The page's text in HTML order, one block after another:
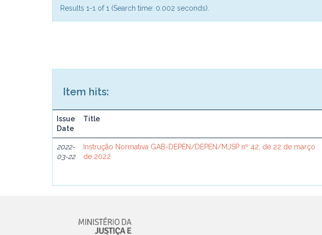
Results 1-1 of 1 (Search time: 0.002 seconds).
Item hits:
Issue
Date
Title
2022-
03-22
Instrução Normativa GAB-DEPEN/DEPEN/MJSP nº 42, de 22 de março
de 2022